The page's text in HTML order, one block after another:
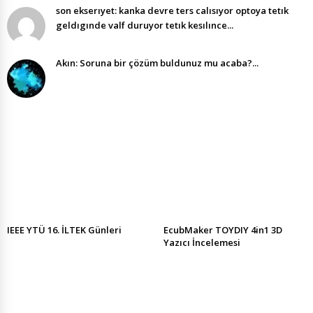
son ekserıyet: kanka devre ters calısıyor optoya tetık
geldıgınde valf duruyor tetık kesılınce...
Akın: Soruna bir çözüm buldunuz mu acaba?...
IEEE YTÜ 16. İLTEK Günleri
EcubMaker TOYDIY 4in1 3D
Yazıcı İncelemesi